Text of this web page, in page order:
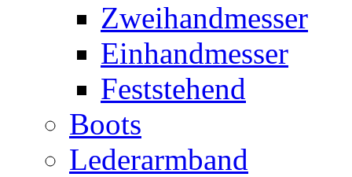
Zweihandmesser
Einhandmesser
Feststehend
Boots
Lederarmband